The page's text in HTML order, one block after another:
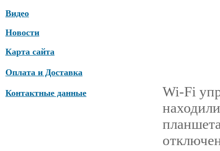
Видео
Новости
Карта сайта
Оплата и Доставка
Контактные данные
Wi-Fi